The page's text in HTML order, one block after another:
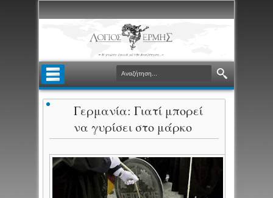
Γερμανία: Γιατί μπορεί
να γυρίσει στο μάρκο